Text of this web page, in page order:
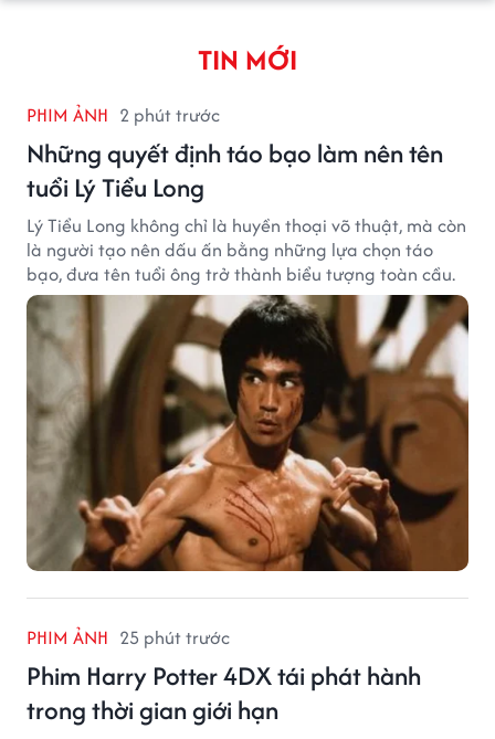
TIN MỚI
PHIM ẢNH 2 phút trước
Những quyết định táo bạo làm nên tên
tuổi Lý Tiểu Long
Lý Tiểu Long không chỉ là huyền thoại võ thuật, mà còn
là người tạo nên dấu ấn bằng những lựa chọn táo
bạo, đưa tên tuổi ông trở thành biểu tượng toàn cầu.
PHIM ẢNH 25 phút trước
Phim Harry Potter 4DX tái phát hành
trong thời gian giới hạn